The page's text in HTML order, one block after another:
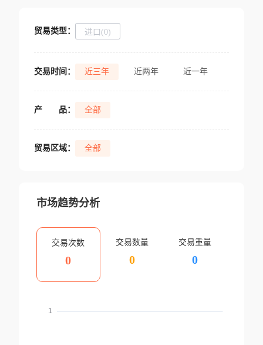
贸易类型： 进口(0)
交易时间： 近三年 近两年 近一年
产 品： 全部
贸易区域： 全部
市场趋势分析
交易次数
0
交易数量
0
交易重量
0